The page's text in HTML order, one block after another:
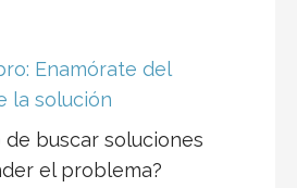
Enamórate del
la solución
de buscar soluciones
el problema?